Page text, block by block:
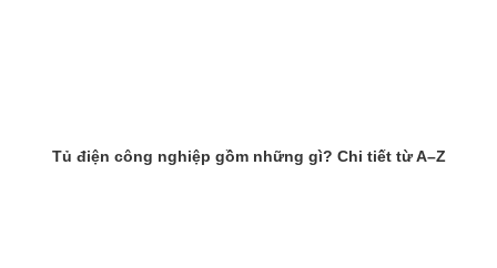
Tủ điện công nghiệp gồm những gì? Chi tiết từ A–Z